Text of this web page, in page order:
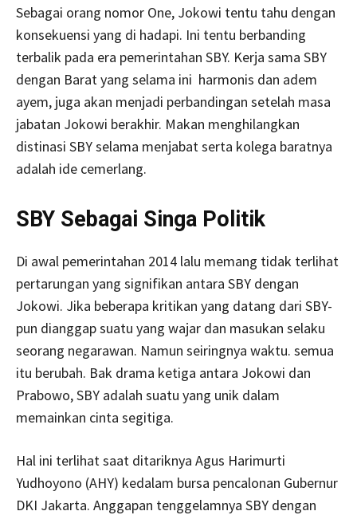
Sebagai orang nomor One, Jokowi tentu tahu dengan
konsekuensi yang di hadapi. Ini tentu berbanding
terbalik pada era pemerintahan SBY. Kerja sama SBY
dengan Barat yang selama ini harmonis dan adem
ayem, juga akan menjadi perbandingan setelah masa
jabatan Jokowi berakhir. Makan menghilangkan
distinasi SBY selama menjabat serta kolega baratnya
adalah ide cemerlang.
SBY Sebagai Singa Politik
Di awal pemerintahan 2014 lalu memang tidak terlihat
pertarungan yang signifikan antara SBY dengan
Jokowi. Jika beberapa kritikan yang datang dari SBY-
pun dianggap suatu yang wajar dan masukan selaku
seorang negarawan. Namun seiringnya waktu. semua
itu berubah. Bak drama ketiga antara Jokowi dan
Prabowo, SBY adalah suatu yang unik dalam
memainkan cinta segitiga.
Hal ini terlihat saat ditariknya Agus Harimurti
Yudhoyono (AHY) kedalam bursa pencalonan Gubernur
DKI Jakarta. Anggapan tenggelamnya SBY dengan